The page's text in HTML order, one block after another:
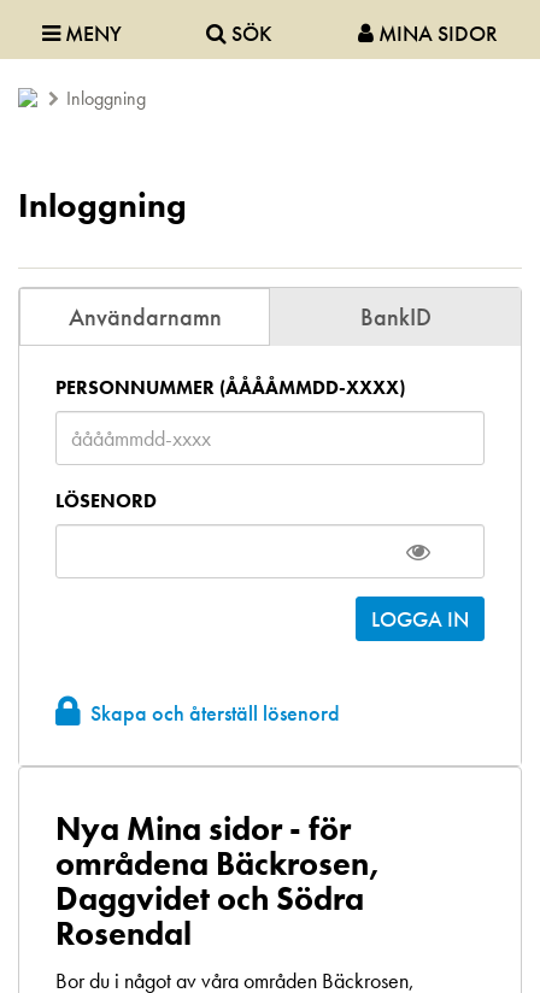
MENY SÖK MINA SIDOR
Inloggning
Inloggning
Användarnamn BankID
PERSONNUMMER (ÅÅÅÅMMDD-XXXX)
LÖSENORD
Skapa och återställ lösenord
Nya Mina sidor - för
områdena Bäckrosen,
Daggvidet och Södra
Rosendal
Bor du i något av våra områden Bäckrosen,